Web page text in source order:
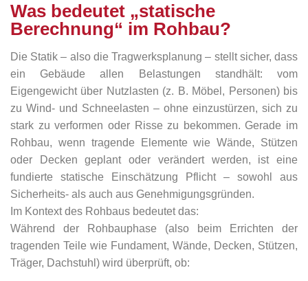
Was bedeutet „statische
Berechnung“ im Rohbau?
Die Statik – also die Tragwerksplanung – stellt sicher, dass
ein Gebäude allen Belastungen standhält: vom
Eigengewicht über Nutzlasten (z. B. Möbel, Personen) bis
zu Wind- und Schneelasten – ohne einzustürzen, sich zu
stark zu verformen oder Risse zu bekommen. Gerade im
Rohbau, wenn tragende Elemente wie Wände, Stützen
oder Decken geplant oder verändert werden, ist eine
fundierte statische Einschätzung Pflicht – sowohl aus
Sicherheits- als auch aus Genehmigungsgründen.
Im Kontext des Rohbaus bedeutet das:
Während der Rohbauphase (also beim Errichten der
tragenden Teile wie Fundament, Wände, Decken, Stützen,
Träger, Dachstuhl) wird überprüft, ob: